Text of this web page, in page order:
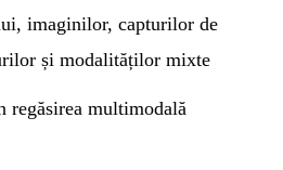
imaginilor, capturilor de
și modalităților mixte
regăsirea multimodală